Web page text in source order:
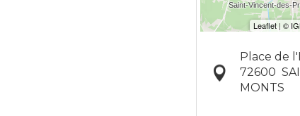
Place de
72600
MONTS